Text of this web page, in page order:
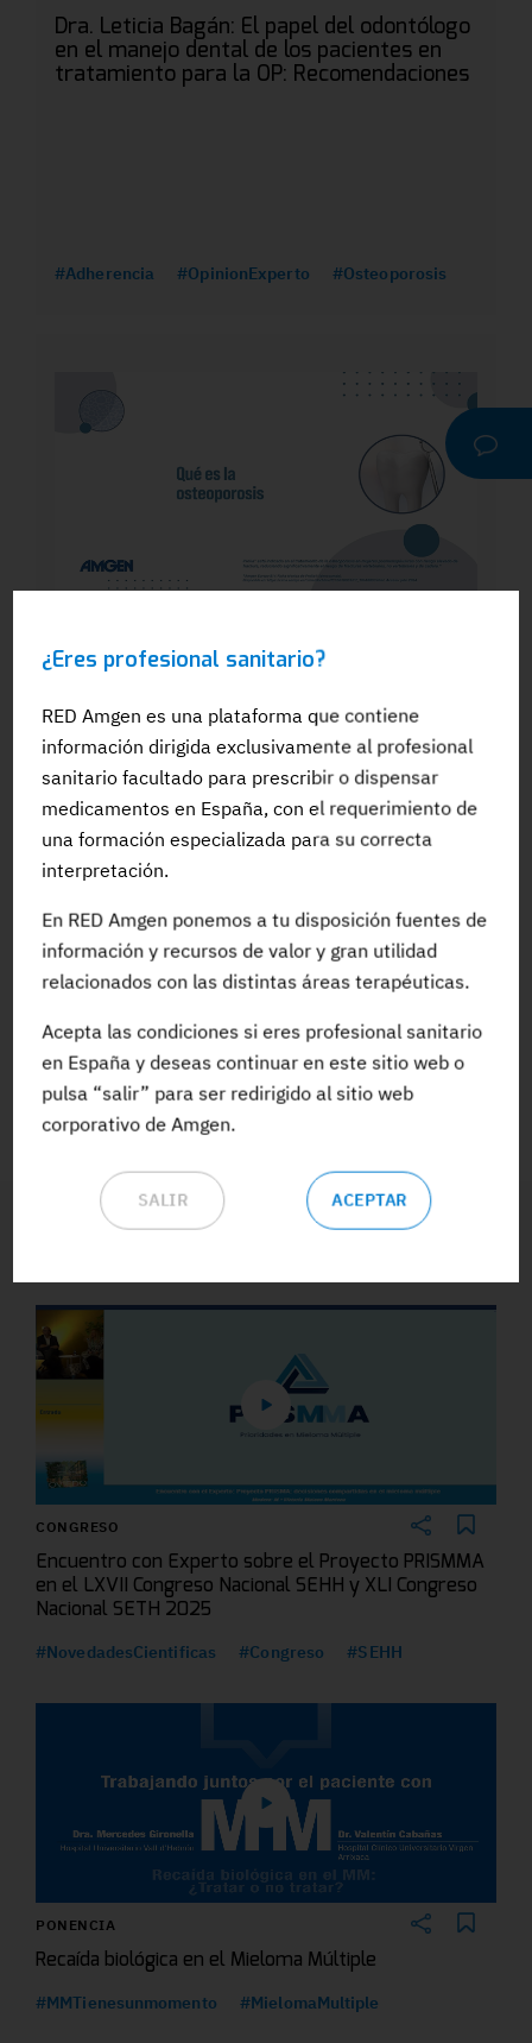
¿Eres profesional sanitario?
RED Amgen es una plataforma que contiene
información dirigida exclusivamente al profesional
sanitario facultado para prescribir o dispensar
medicamentos en España, con el requerimiento de
una formación especializada para su correcta
interpretación.
En RED Amgen ponemos a tu disposición fuentes de
información y recursos de valor y gran utilidad
relacionados con las distintas áreas terapéuticas.
Acepta las condiciones si eres profesional sanitario
en España y deseas continuar en este sitio web o
pulsa “salir” para ser redirigido al sitio web
corporativo de Amgen.
SALIR ACEPTAR
Dra. Leticia Bagán: El papel del odontólogo
en el manejo dental de los pacientes en
tratamiento para la OP: Recomendaciones
#Adherencia #OpinionExperto #Osteoporosis
Dra. Silvia González: El papel del
pacientes en tratamiento para la OP: Qué
es la osteoporosis
ACCEDE A TODA LA FORMACIÓN
CONGRESO
Encuentro con Experto sobre el Proyecto PRISMMA
en el LXVII Congreso Nacional SEHH y XLI Congreso
Nacional SETH 2025
#NovedadesCientificas #Congreso #SEHH
PONENCIA
Recaída biológica en el Mieloma Múltiple
#MMTienesunmomento #MielomaMultiple